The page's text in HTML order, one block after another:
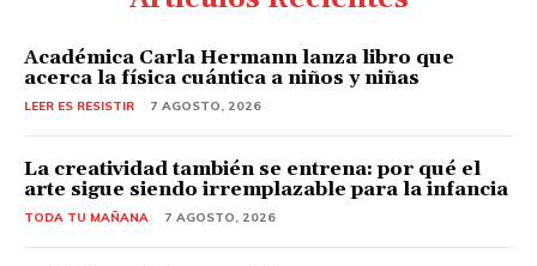
Académica Carla Hermann lanza libro que
acerca la física cuántica a niños y niñas
LEER ES RESISTIR 7 AGOSTO, 2026
La creatividad también se entrena: por qué el
arte sigue siendo irremplazable para la infancia
TODA TU MAÑANA 7 AGOSTO, 2026